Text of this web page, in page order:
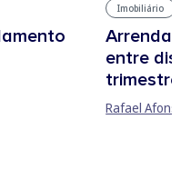
Imobiliário
entre
trimestre
Rafael